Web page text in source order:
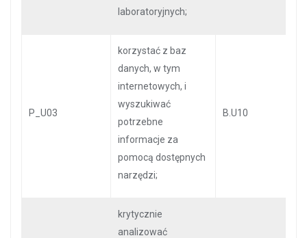
laboratoryjnych;
P_U03
korzystać z baz
danych, w tym
internetowych, i
wyszukiwać
potrzebne
informacje za
pomocą dostępnych
narzędzi;
B.U10
krytycznie
analizować